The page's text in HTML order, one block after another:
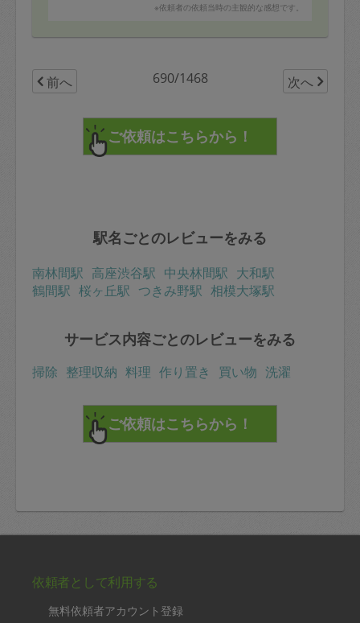
思います。本当にありがとうございました。
※依頼者の依頼当時の主観的な感想です。
前へ 690/1468 次へ
駅名ごとのレビューをみる
南林間駅 高座渋谷駅 中央林間駅 大和駅
鶴間駅 桜ヶ丘駅 つきみ野駅 相模大塚駅
サービス内容ごとのレビューをみる
掃除 整理収納 料理 作り置き 買い物 洗濯
依頼者として利用する
無料依頼者アカウント登録